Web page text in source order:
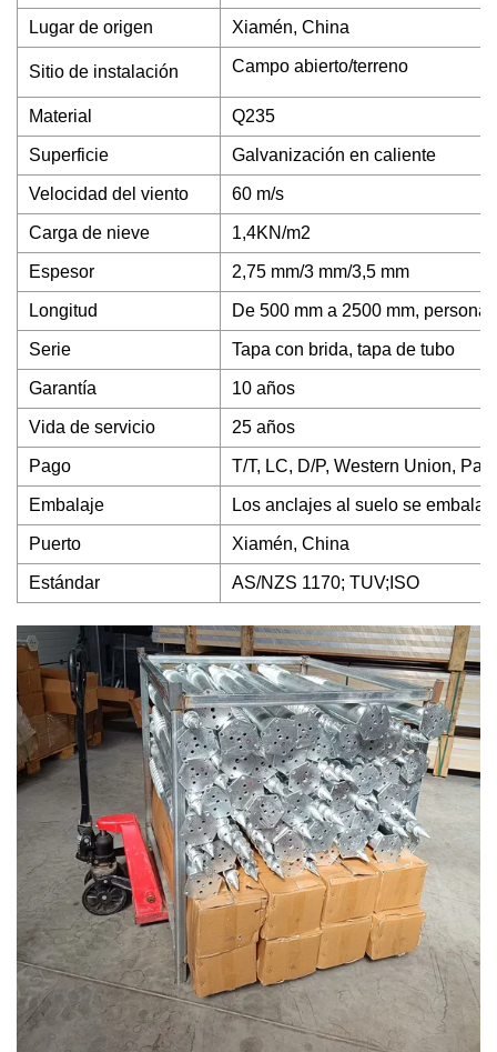
Lugar de origen Xiamén, China
Sitio de instalación Campo abierto/terreno
Material Q235
Superficie Galvanización en caliente
Velocidad del viento 60 m/s
Carga de nieve 1,4KN/m2
Espesor 2,75 mm/3 mm/3,5 mm
Longitud De 500 mm a 2500 mm,
Serie Tapa con brida, tapa de tubo
Garantía 10 años
Vida de servicio 25 años
Pago T/T, LC, D/P, Western Union,
Embalaje Los anclajes al suelo se
Puerto Xiamén, China
Estándar AS/NZS 1170; TUV;ISO